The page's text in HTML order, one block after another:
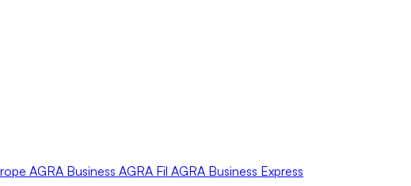
AGRA Business AGRA Fil AGRA Business Express